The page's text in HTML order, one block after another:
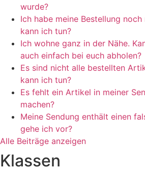
wurde?
Ich habe meine Bestellung
kann ich tun?
Ich wohne ganz in der Nähe.
auch einfach bei euch abholen?
Es sind nicht alle bestellten
kann ich tun?
Es fehlt ein Artikel in meiner
machen?
Meine Sendung enthält einen
gehe ich vor?
Alle Beiträge anzeigen
Klassen